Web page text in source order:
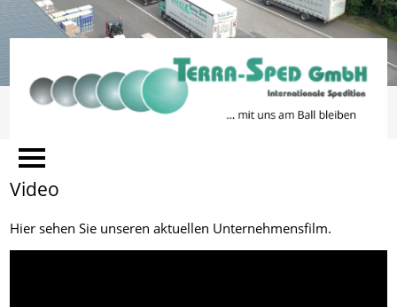
Datenschutzerklärung
Video
Hier sehen Sie unseren aktuellen Unternehmensfilm.